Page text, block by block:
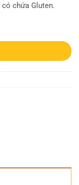
chứa Gluten.